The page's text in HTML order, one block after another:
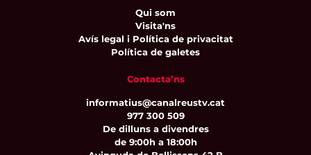
Qui som
Visita'ns
Avís legal i Política de privacitat
Política de galetes
Contacta’ns
informatius@canalreustv.cat
977 300 509
De dilluns a divendres
de 9:00h a 18:00h